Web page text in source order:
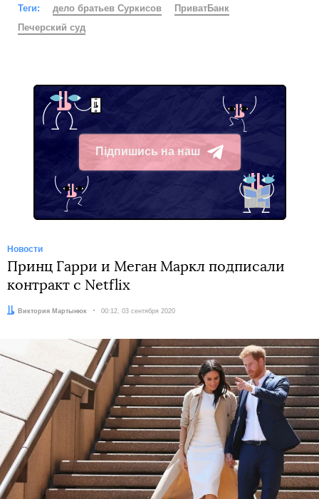
Теги: дело братьев Суркисов
ПриватБанк
Печерский суд
Підпишись на наш
Telegram
Новости
Принц Гарри и Меган Маркл подписали
контракт с Netflix
Автор:Виктория Мартынюк Дата:
00:12, 03 сентября 2020